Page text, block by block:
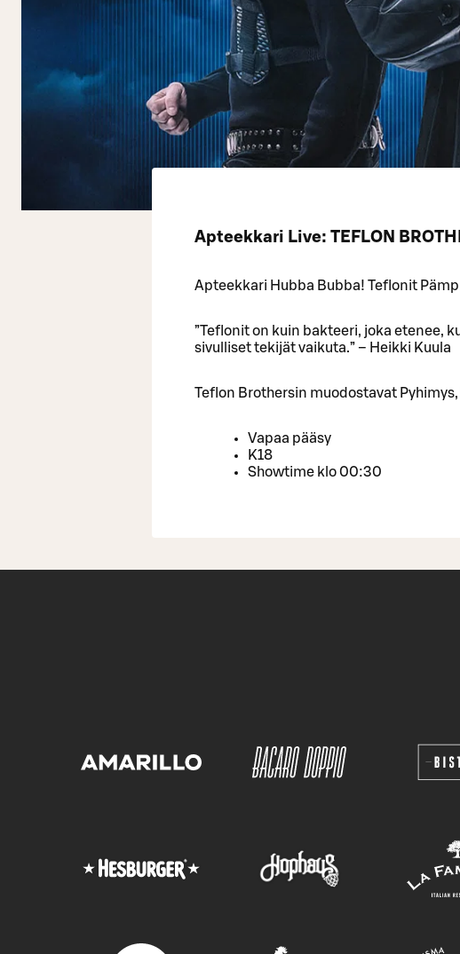
Apteekkari Live: TEFLON
Apteekkari Hubba Bubba! Teflonit
”Teflonit on kuin bakteeri, joka etenee,
sivulliset tekijät vaikuta.” – Heikki Kuula
Teflon Brothersin muodostavat Pyhimys,
Vapaa pääsy
K18
Showtime klo 00:30